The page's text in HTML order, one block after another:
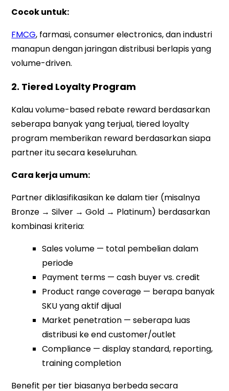
Cocok untuk:
FMCG, farmasi, consumer electronics, dan industri
manapun dengan jaringan distribusi berlapis yang
volume-driven.
2. Tiered Loyalty Program
Kalau volume-based rebate reward berdasarkan
seberapa banyak yang terjual, tiered loyalty
program memberikan reward berdasarkan siapa
partner itu secara keseluruhan.
Cara kerja umum:
Partner diklasifikasikan ke dalam tier (misalnya
Bronze → Silver → Gold → Platinum) berdasarkan
kombinasi kriteria:
Sales volume — total pembelian dalam
periode
Payment terms — cash buyer vs. credit
Product range coverage — berapa banyak
SKU yang aktif dijual
Market penetration — seberapa luas
distribusi ke end customer/outlet
Compliance — display standard, reporting,
training completion
Benefit per tier biasanya berbeda secara